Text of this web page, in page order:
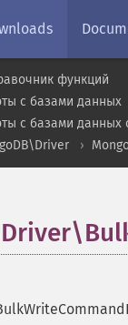
функций
с базами данных
с базами данных